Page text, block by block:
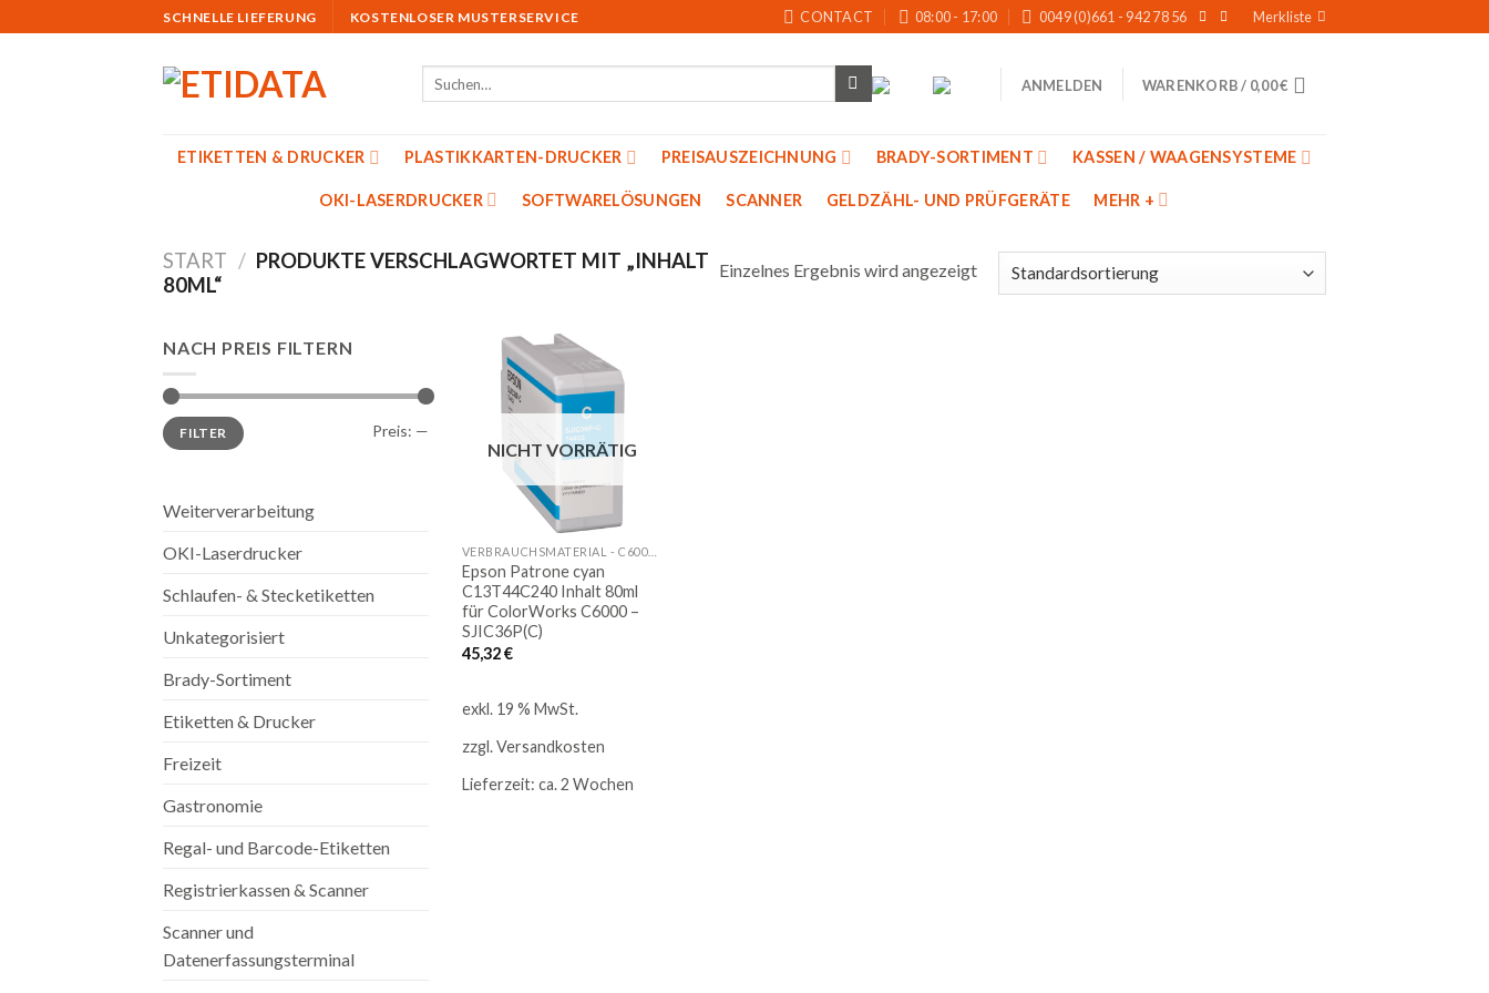
to
SCHNELLE LIEFERUNG KOSTENLOSER MUSTERSERVICE CONTACT 08:00 - 17:00 0049 (0)661 - 942 78 56 Merkliste
ANMELDEN WARENKORB / 0,00€
ETIKETTEN & DRUCKER PLASTIKKARTEN-DRUCKER PREISAUSZEICHNUNG BRADY-SORTIMENT KASSEN / WAAGENSYSTEME
OKI-LASERDRUCKER SOFTWARELÖSUNGEN SCANNER GELDZÄHL- UND PRÜFGERÄTE MEHR +
START / PRODUKTE VERSCHLAGWORTET MIT „INHALT
80ML“
Einzelnes Ergebnis wird angezeigt
NACH PREIS FILTERN
Min.
Preis
Max.
PreisFILTER Preis: —
Weiterverarbeitung
OKI-Laserdrucker
Schlaufen- & Stecketiketten
Unkategorisiert
Brady-Sortiment
Etiketten & Drucker
Freizeit
Gastronomie
Regal- und Barcode-Etiketten
Registrierkassen & Scanner
Scanner und
Datenerfassungsterminal
Auf
Merkliste
NICHT VORRÄTIG
Epson Patrone cyan
C13T44C240 Inhalt 80ml
für ColorWorks C6000 –
SJIC36P(C)
45,32€
exkl. 19 % MwSt.
zzgl.Versandkosten
Lieferzeit: ca. 2 Wochen